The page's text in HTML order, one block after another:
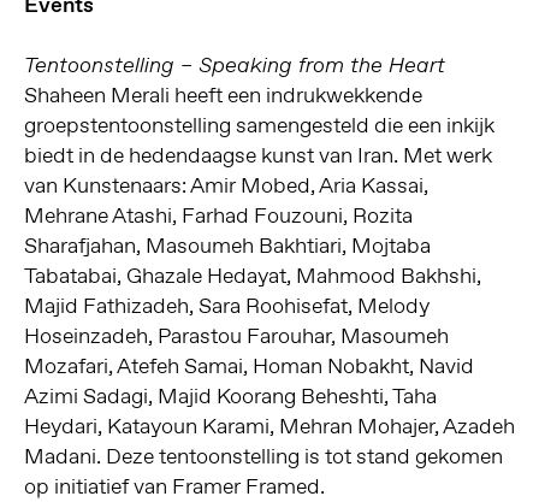
Tentoonstelling – Speaking from the Heart
Shaheen Merali heeft een indrukwekkende
groepstentoonstelling samengesteld die een inkijk
biedt in de hedendaagse kunst van Iran. Met werk
van Kunstenaars: Amir Mobed, Aria Kassai,
Mehrane Atashi, Farhad Fouzouni, Rozita
Sharafjahan, Masoumeh Bakhtiari, Mojtaba
Tabatabai, Ghazale Hedayat, Mahmood Bakhshi,
Majid Fathizadeh, Sara Roohisefat, Melody
Hoseinzadeh, Parastou Farouhar, Masoumeh
Mozafari, Atefeh Samai, Homan Nobakht, Navid
Azimi Sadagi, Majid Koorang Beheshti, Taha
Heydari, Katayoun Karami, Mehran Mohajer, Azadeh
Madani. Deze tentoonstelling is tot stand gekomen
op initiatief van Framer Framed.